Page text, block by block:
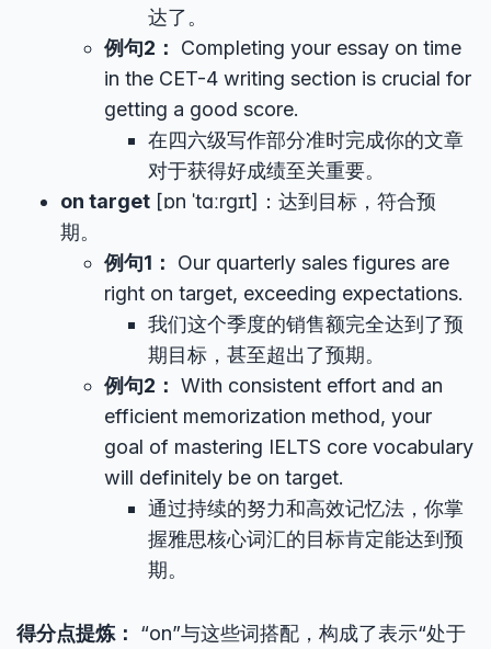
达了。
例句2：
Completing your essay on time
in the CET-4 writing section is crucial for
getting a good score.
在四六级写作部分准时完成你的文章
对于获得好成绩至关重要。
on target [ɒn ˈtɑːrɡɪt]：达到目标，符合预
期。
例句1：
Our quarterly sales figures are
right on target, exceeding expectations.
我们这个季度的销售额完全达到了预
期目标，甚至超出了预期。
例句2： With consistent effort and an
efficient memorization method, your
goal of mastering IELTS core vocabulary
will definitely be on target.
通过持续的努力和高效记忆法，你掌
握雅思核心词汇的目标肯定能达到预
期。
得分点提炼：
“on”与这些词搭配，构成了表示“处于